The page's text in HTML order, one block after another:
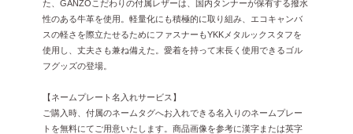
た、GANZOこだわりの付属レザーは、国内タンナーが保有する撥水
性のある牛革を使用。軽量化にも積極的に取り組み、エコキャンバ
スの軽さを際立たせるためにファスナーもYKKメタルックスタフを
使用し、丈夫さも兼ね備えた。愛着を持って末長く使用できるゴル
フグッズの登場。
【ネームプレート名入れサービス】
ご購入時、付属のネームタグへお入れできる名入りのネームプレー
トを無料にてご用意いたします。商品画像を参考に漢字または英字